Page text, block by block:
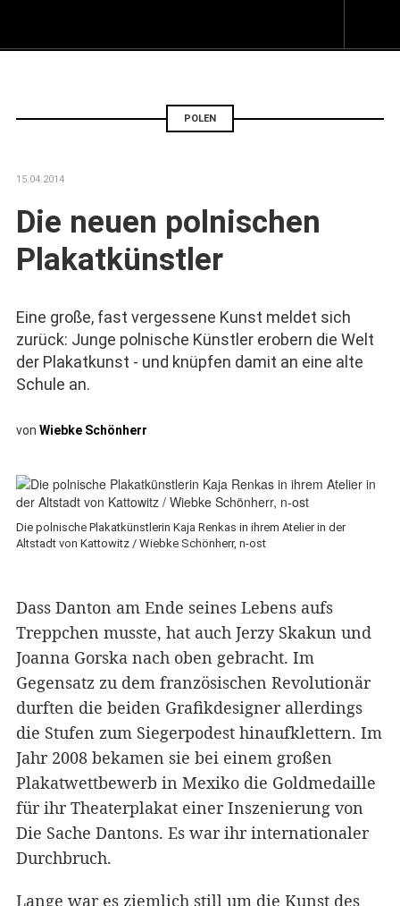
POLEN
15.04.2014
Die neuen polnischen
Plakatkünstler
Eine große, fast vergessene Kunst meldet sich
zurück: Junge polnische Künstler erobern die Welt
der Plakatkunst - und knüpfen damit an eine alte
Schule an.
von Wiebke Schönherr
Die polnische Plakatkünstlerin Kaja Renkas in ihrem Atelier in der
Altstadt von Kattowitz / Wiebke Schönherr, n-ost
Dass Danton am Ende seines Lebens aufs
Treppchen musste, hat auch Jerzy Skakun und
Joanna Gorska nach oben gebracht. Im
Gegensatz zu dem französischen Revolutionär
durften die beiden Grafikdesigner allerdings
die Stufen zum Siegerpodest hinaufklettern. Im
Jahr 2008 bekamen sie bei einem großen
Plakatwettbewerb in Mexiko die Goldmedaille
für ihr Theaterplakat einer Inszenierung von
Die Sache Dantons. Es war ihr internationaler
Durchbruch.
Lange war es ziemlich still um die Kunst des